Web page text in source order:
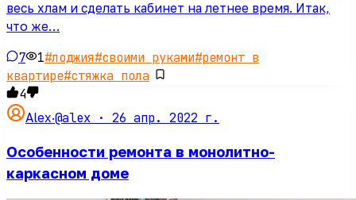
весь хлам и сделать кабинет на летнее время. Итак,
что же…
7 1#лоджия#своими руками#ремонт в
квартире#стяжка пола
4
Alex·@alex · 26 апр. 2022 г.
Особенности ремонта в монолитно-
каркасном доме